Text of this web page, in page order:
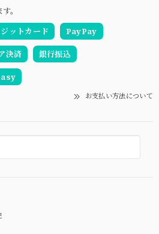
。
ットカード PayPay
決済 銀行振込
お支払い方法について